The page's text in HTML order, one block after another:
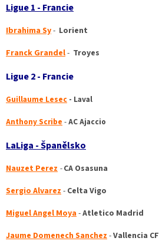
Ligue 1 - Francie
Ibrahima Sy- Lorient
Franck Grandel- Troyes
Ligue 2 - Francie
Guillaume Lesec - Laval
Anthony Scribe -AC Ajaccio
LaLiga - Španělsko
Nauzet Perez -CA Osasuna
Sergio Alvarez - Celta Vigo
Miguel Angel Moya-Atletico Madrid
Jaume Domenech Sanchez -Vallencia CF